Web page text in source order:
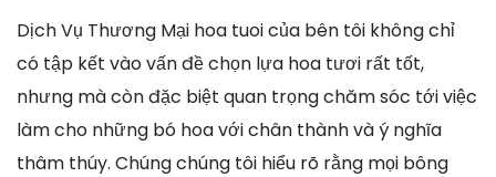
Dịch Vụ Thương Mại hoa tuoi của bên tôi không chỉ
có tập kết vào vấn đề chọn lựa hoa tươi rất tốt,
nhưng mà còn đặc biệt quan trọng chăm sóc tới việc
làm cho những bó hoa với chân thành và ý nghĩa
thâm thúy. Chúng chúng tôi hiểu rõ rằng mọi bông